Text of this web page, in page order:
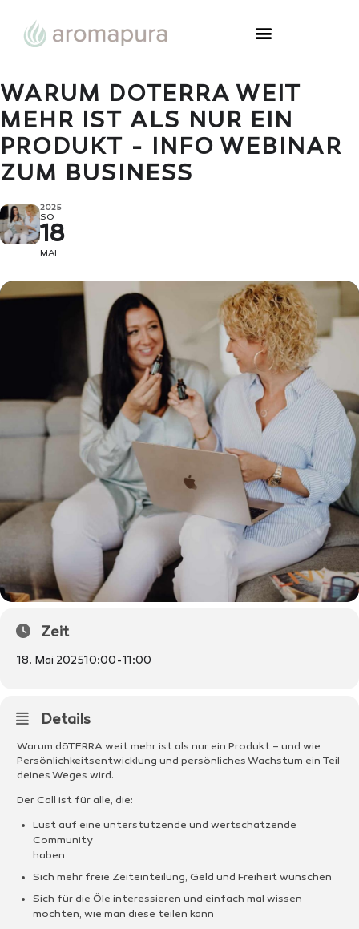
WARUM DŌTERRA WEIT
MEHR IST ALS NUR EIN
PRODUKT - INFO WEBINAR
ZUM BUSINESS
2025
SO
18
MAI
Zeit
18. Mai 202510:00-11:00
Details
Warum dōTERRA weit mehr ist als nur ein Produkt – und wie
Persönlichkeitsentwicklung und persönliches Wachstum ein Teil
deines Weges wird.
Der Call ist für alle, die:
Lust auf eine unterstützende und wertschätzende
Community
haben
Sich mehr freie Zeiteinteilung, Geld und Freiheit wünschen
Sich für die Öle interessieren und einfach mal wissen
möchten, wie man diese teilen kann